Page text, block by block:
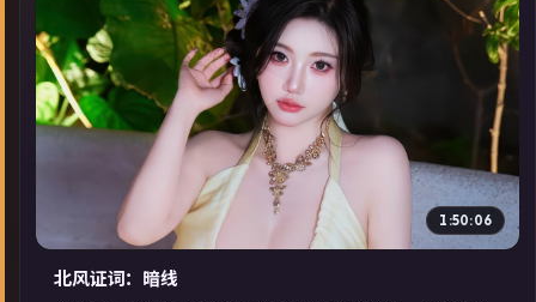
▶
1:50:06
北风证词：暗线